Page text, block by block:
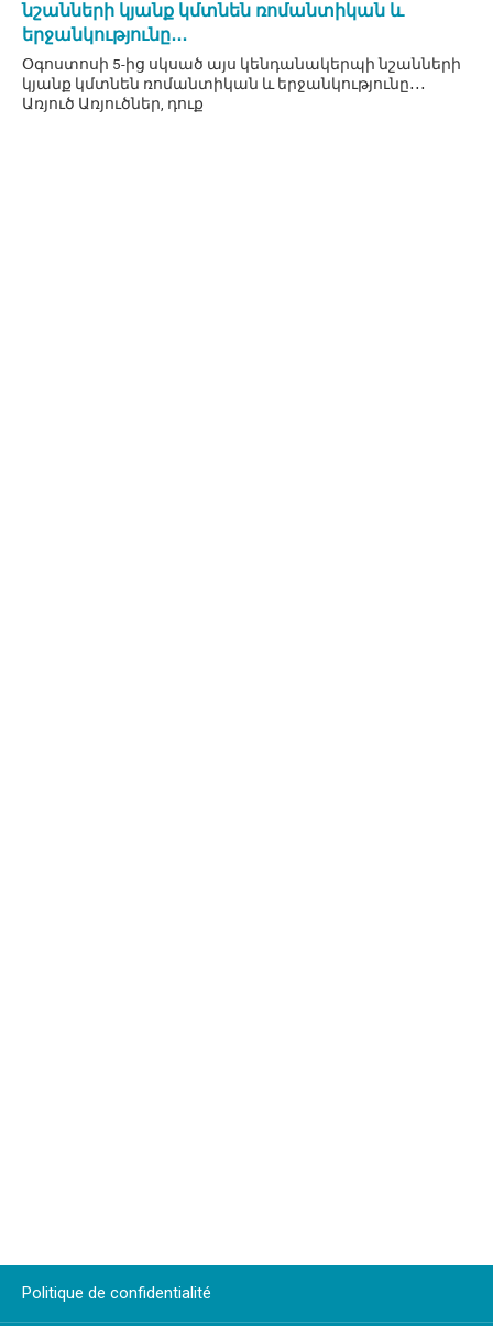
նշանների կյանք կմտնեն ռոմանտիկան և
երջանկությունը․․․
Օգոստոսի 5-ից սկսած այս կենդանակերպի նշանների
կյանք կմտնեն ռոմանտիկան և երջանկությունը․․․
Առյուծ Առյուծներ, դուք
Politique de confidentialité